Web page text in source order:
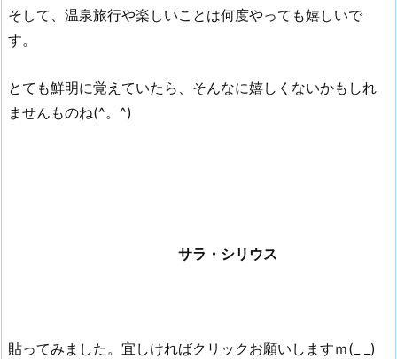
そして、温泉旅行や楽しいことは何度やっても嬉しいで
す。
とても鮮明に覚えていたら、そんなに嬉しくないかもしれ
ませんものね(^。^)
サラ・シリウス
貼ってみました。宜しければクリックお願いしますｍ(_ _)